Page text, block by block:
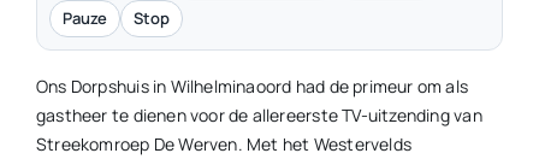
Pauze
Stop
Ons Dorpshuis in Wilhelminaoord had de primeur om als
gastheer te dienen voor de allereerste TV-uitzending van
Streekomroep De Werven. Met het Westervelds